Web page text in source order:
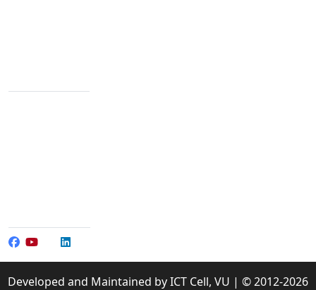
Developed and Maintained by ICT Cell, VU | © 2012-2026